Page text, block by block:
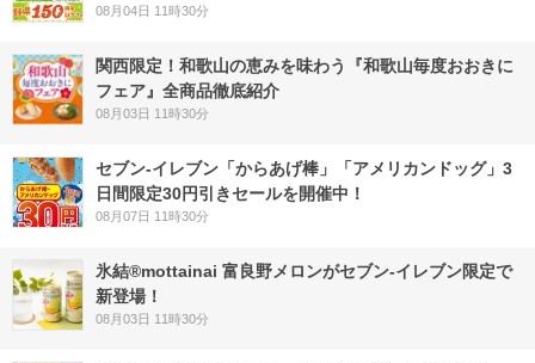
08月04日 11時30分
関西限定！和歌山の恵みを味わう『和歌山毎度おおきに
フェア』全商品徹底紹介
08月03日 11時30分
セブン‐イレブン「からあげ棒」「アメリカンドッグ」3
日間限定30円引きセールを開催中！
08月07日 11時30分
氷結®mottainai 富良野メロンがセブン‐イレブン限定で
新登場！
08月03日 11時30分